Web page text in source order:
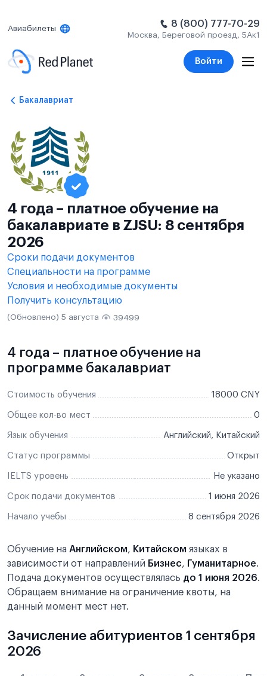
Авиабилеты 8 (800) 777-70-29
Москва, Береговой проезд, 5Ак1
Войти
Бакалавриат
4 года – платное обучение на
бакалавриате в ZJSU: 8 сентября
2026
Сроки подачи документов
Специальности на программе
Условия и необходимые документы
Получить консультацию
(Обновлено) 5 августа 39499
4 года – платное обучение на
программе бакалавриат
Стоимость обучения 18000 CNY
Общее кол-во мест 0
Язык обучения Английский, Китайский
Статус программы Открыт
IELTS уровень Не указано
Срок подачи документов 1 июня 2026
Начало учебы 8 сентября 2026
Обучение на Английском, Китайском языках в
зависимости от направлений Бизнес, Гуманитарное.
Подача документов осуществлялась до 1 июня 2026.
Обращаем внимание на ограничение квоты, на
данный момент мест нет.
Зачисление абитуриентов 1 сентября
2026